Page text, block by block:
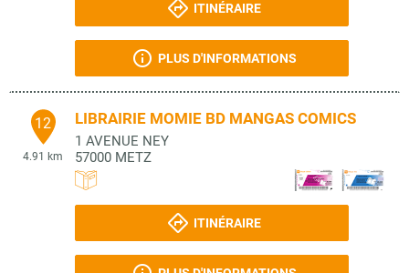
ITINÉRAIRE
PLUS D'INFORMATIONS
12
4.91 km
LIBRAIRIE MOMIE BD MANGAS COMICS
1 AVENUE NEY
57000 METZ
ITINÉRAIRE